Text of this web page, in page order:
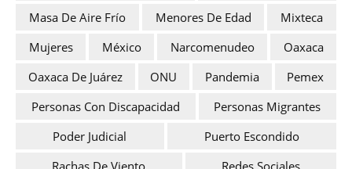
Masa De Aire Frío
Menores De Edad
Mixteca
Mujeres
México Narcomenudeo
Oaxaca
Oaxaca De Juárez
ONU Pandemia
Pemex
Personas Con Discapacidad
Personas Migrantes
Poder Judicial
Puerto Escondido
Rachas De Viento
Redes Sociales